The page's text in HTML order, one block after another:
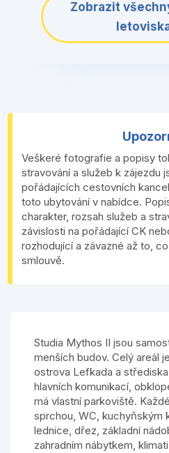
Zobrazit
Veškeré fotografie a popisy
stravování a služeb k zájezdu
pořádajících cestovních
toto ubytování v nabídce.
charakter, rozsah služeb a
závislosti na pořádající CK
rozhodující a závazné až to,
smlouvě.
Studia Mythos II jsou
menších budov. Celý areál
ostrova Lefkada a
hlavních komunikací,
má vlastní parkoviště.
sprchou, WC, kuchyňským
lednice, dřez, základní
zahradním nábytkem,